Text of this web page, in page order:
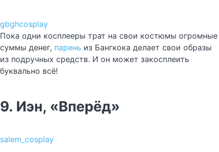
gbghcosplay
Пока одни косплееры трат на свои костюмы огромные
суммы денег, парень из Бангкока делает свои образы
из подручных средств. И он может закосплеить
буквально всё!
9. Иэн, «Вперёд»
salem_cosplay